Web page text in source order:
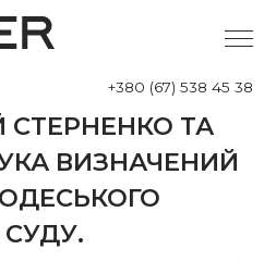
+380 (67) 538 45 38
СТЕРНЕНКО ТА
ВИЗНАЧЕНИЙ